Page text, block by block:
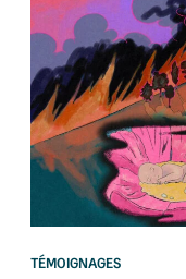
TÉMOIGNAGES